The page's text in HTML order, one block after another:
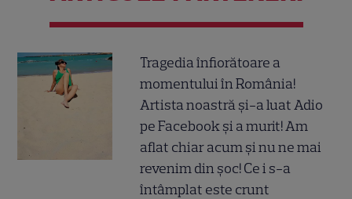
Tragedia înfiorătoare a
momentului în România!
Artista noastră și-a luat Adio
pe Facebook și a murit! Am
aflat chiar acum și nu ne mai
revenim din șoc! Ce i s-a
întâmplat este crunt